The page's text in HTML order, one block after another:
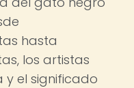
hasta
los artistas
el significado